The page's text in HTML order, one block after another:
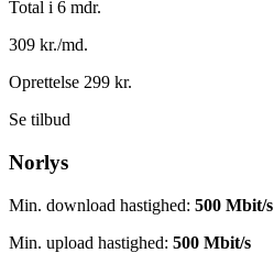
Total i 6 mdr.
309 kr./md.
Oprettelse 299 kr.
Se tilbud
Norlys
Min. download hastighed: 500 Mbit/s
Min. upload hastighed: 500 Mbit/s